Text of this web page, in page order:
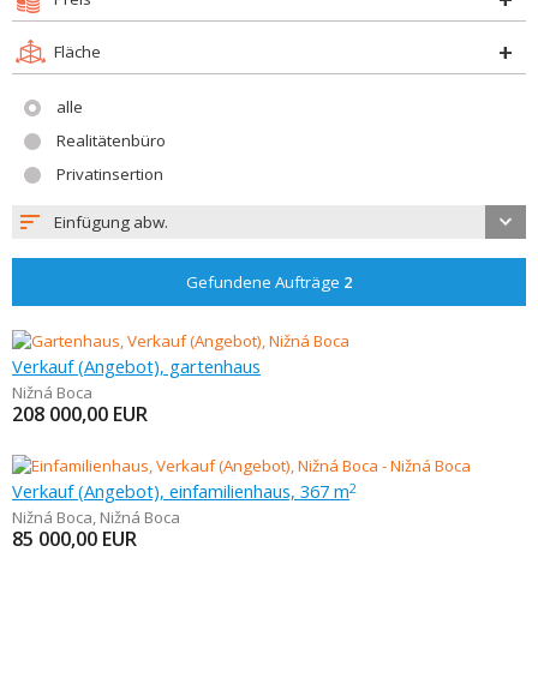
Fläche
alle
Realitätenbüro
Privatinsertion
Einfügung abw.
Gefundene Aufträge 2
Verkauf (Angebot), gartenhaus
Nižná Boca
208 000,00 EUR
Verkauf (Angebot), einfamilienhaus, 367 m2
Nižná Boca, Nižná Boca
85 000,00 EUR